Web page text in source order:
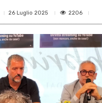
26 Luglio 2025 2206